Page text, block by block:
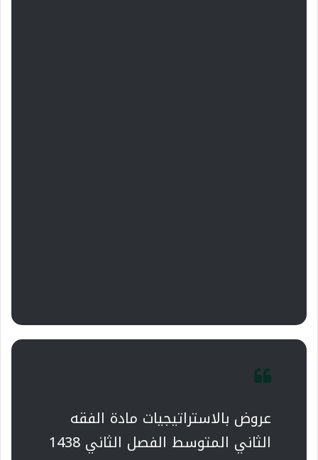
عروض بالاستراتيجيات مادة الفقه
الثاني المتوسط الفصل الثاني 1438